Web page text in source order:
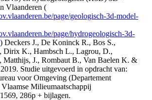
Vlaanderen (
page/geologisch-3d-model-
page/hydrogeologisch-3d-
) Deckers J., De Koninck R., Bos S.,
Dirix K., Hambsch L., Lagrou, D.,
Matthijs, J., Rombaut B., Van Baelen K. &
Studie uitgevoerd in opdracht van:
voor Omgeving (Departement
Milieumaatschappij
286p + bijlagen.